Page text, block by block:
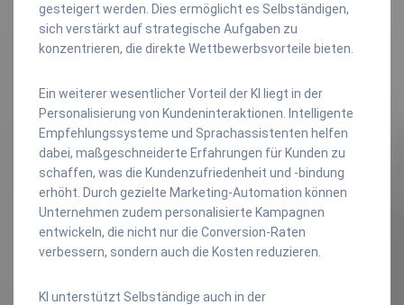
gesteigert werden. Dies ermöglicht es Selbständigen,
sich verstärkt auf strategische Aufgaben zu
konzentrieren, die direkte Wettbewerbsvorteile bieten.
Ein weiterer wesentlicher Vorteil der KI liegt in der
Personalisierung von Kundeninteraktionen. Intelligente
Empfehlungssysteme und Sprachassistenten helfen
dabei, maßgeschneiderte Erfahrungen für Kunden zu
schaffen, was die Kundenzufriedenheit und -bindung
erhöht. Durch gezielte Marketing-Automation können
Unternehmen zudem personalisierte Kampagnen
entwickeln, die nicht nur die Conversion-Raten
verbessern, sondern auch die Kosten reduzieren.
KI unterstützt Selbständige auch in der